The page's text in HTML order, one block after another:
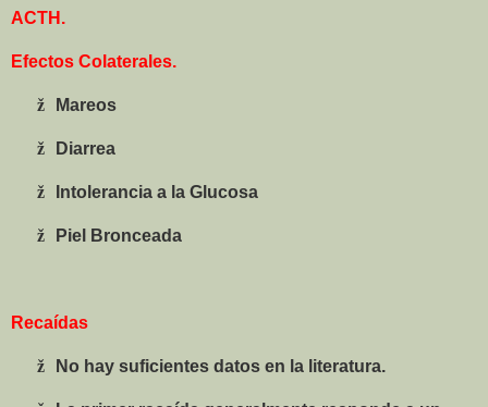
ACTH.
Efectos Colaterales.
ž Mareos
ž Diarrea
ž Intolerancia a la Glucosa
ž Piel Bronceada
Recaídas
ž No hay suficientes datos en la literatura.